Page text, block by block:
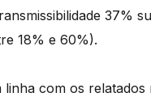
37%
18% e 60%).
linha com os